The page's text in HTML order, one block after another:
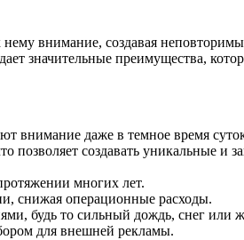
внимание, создавая
значительные преимущества,
внимание даже в темное время
создавать уникальные и
многих лет.
снижая операционные расходы.
будь то сильный дождь, снег или
для внешней рекламы.